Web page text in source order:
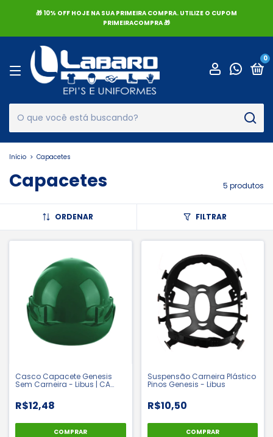
🎁 10% OFF HOJE NA SUA PRIMEIRA COMPRA. UTILIZE O CUPOM
PRIMEIRACOMPRA 🎁
0
Início > Capacetes
Capacetes 5 produtos
ORDENAR FILTRAR
Casco Capacete Genesis
Sem Carneira - Libus | CA
R$12,48
COMPRAR
Suspensão Carneira Plástico
Pinos Genesis - Libus
R$10,50
COMPRAR